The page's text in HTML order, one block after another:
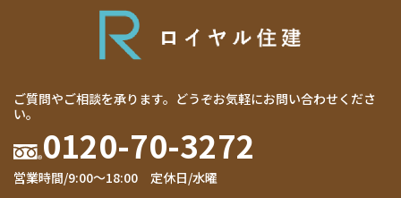
ご質問やご相談を承ります。どうぞお気軽にお問い合わせくださ
い。
0120-70-3272
営業時間/9:00～18:00 定休日/水曜